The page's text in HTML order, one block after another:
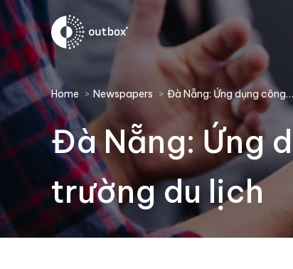
You are here:
Home Newspapers Đà Nẵng: Ứng dụng công…
Đà Nẵng: Ứng
trường du lịch